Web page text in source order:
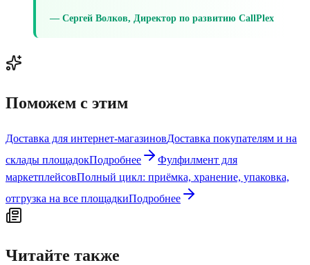
Сергей Волков, Директор по развитию CallPlex
Поможем с этим
Доставка для интернет-магазиновДоставка покупателям и на
склады площадокПодробнее
Фулфилмент для
маркетплейсовПолный цикл: приёмка, хранение, упаковка,
отгрузка на все площадкиПодробнее
Читайте также